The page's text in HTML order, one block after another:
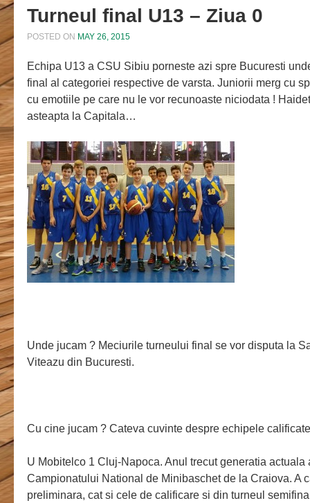
Turneul final U13 – Ziua 0
POSTED ON MAY 26, 2015
Echipa U13 a CSU Sibiu porneste azi spre Bucuresti
final al categoriei respective de varsta. Juniorii merg cu
cu emotiile pe care nu le vor recunoaste niciodata !
asteapta la Capitala…
Unde jucam ? Meciurile turneului final se vor disputa la
Viteazu din Bucuresti.
Cu cine jucam ? Cateva cuvinte despre echipele
U Mobitelco 1 Cluj-Napoca. Anul trecut generatia actuala
Campionatului National de Minibaschet de la Craiova. A
preliminara, cat si cele de calificare si din turneul